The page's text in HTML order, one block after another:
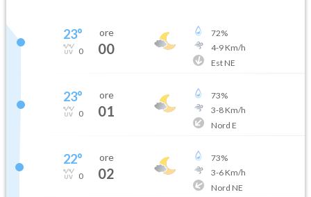
23°
0
ore
00
72%
4-9Km/h
Est NE
23°
0
ore
01
73%
3-8Km/h
Nord E
22°
0
ore
02
73%
3-6Km/h
Nord NE